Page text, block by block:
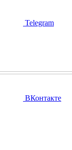
Telegram
ВКонтакте